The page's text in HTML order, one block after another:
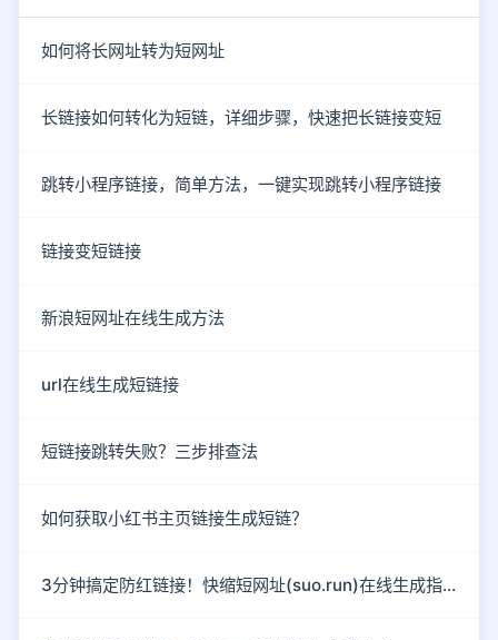
如何将长网址转为短网址
长链接如何转化为短链，详细步骤，快速把长链接变短
跳转小程序链接，简单方法，一键实现跳转小程序链接
链接变短链接
新浪短网址在线生成方法
url在线生成短链接
短链接跳转失败？三步排查法
如何获取小红书主页链接生成短链？
3分钟搞定防红链接！快缩短网址(suo.run)在线生成指南